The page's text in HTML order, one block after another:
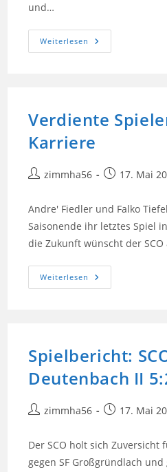
und…
Weiterlesen Relegation
Teil
Verdiente
Karriere
Beitrags-
zimmha56
Beitrag17. Mai
Andre' Fiedler und Falko
Saisonende ihr letztes Spiel
die Zukunft wünscht der SCO
Weiterlesen Verdiente
Spieler
Spielbericht:
Deutenbach II
Beitrags-
zimmha56
Beitrag17. Mai
Der SCO holt sich Zuversicht
gegen SF Großgründlach